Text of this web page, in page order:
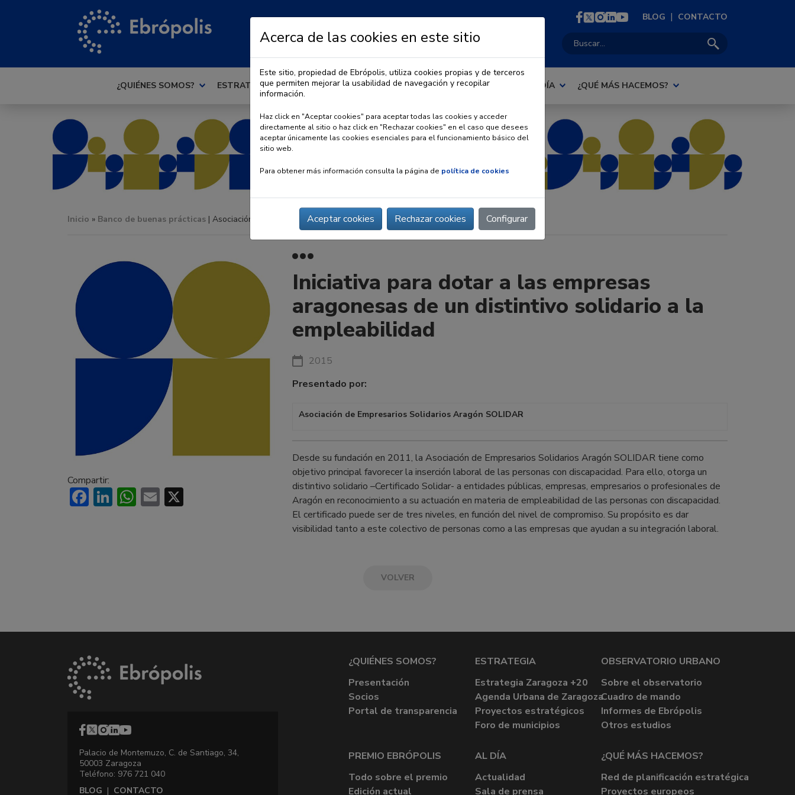
BLOG | CONTACTO
¿QUIÉNES SOMOS? ESTRATEGIA OBSERVATORIO URBANO PREMIO EBRÓPOLIS AL DÍA ¿QUÉ MÁS HACEMOS?
Inicio » Banco de buenas prácticas | Asociación de Empresarios Solidarios Aragón SOLIDAR
Compartir:
Facebook
LinkedIn
WhatsApp
Email
Iniciativa para dotar a las empresas
aragonesas de un distintivo solidario a la
empleabilidad
2015
Presentado por:
Asociación de Empresarios Solidarios Aragón SOLIDAR
Desde su fundación en 2011, la Asociación de Empresarios Solidarios Aragón SOLIDAR tiene como
objetivo principal favorecer la inserción laboral de las personas con discapacidad. Para ello, otorga un
distintivo solidario –Certificado Solidar- a entidades públicas, empresas, empresarios o profesionales de
Aragón en reconocimiento a su actuación en materia de empleabilidad de las personas con discapacidad.
El certificado puede ser de tres niveles, en función del nivel de compromiso. Su propósito es dar
visibilidad tanto a este colectivo de personas como a las empresas que ayudan a su integración laboral.
VOLVER
Palacio de Montemuzo, C. de Santiago, 34,
50003 Zaragoza
Teléfono: 976 721 040
BLOG | CONTACTO
¿QUIÉNES SOMOS?
Presentación
Socios
Portal de transparencia
ESTRATEGIA
Estrategia Zaragoza +20
Agenda Urbana de Zaragoza
Proyectos estratégicos
Foro de municipios
OBSERVATORIO URBANO
Sobre el observatorio
Cuadro de mando
Informes de Ebrópolis
Otros estudios
PREMIO EBRÓPOLIS
Todo sobre el premio
Edición actual
AL DÍA
Actualidad
Sala de prensa
¿QUÉ MÁS HACEMOS?
Red de planificación estratégica
Proyectos europeos
Acerca de las cookies en este sitio
Este sitio, propiedad de Ebrópolis, utiliza cookies propias y de terceros
que permiten mejorar la usabilidad de navegación y recopilar
información.
Haz click en "Aceptar cookies" para aceptar todas las cookies y acceder
directamente al sitio o haz click en "Rechazar cookies" en el caso que desees
aceptar únicamente las cookies esenciales para el funcionamiento básico del
sitio web.
Para obtener más información consulta la página de política de cookies
Aceptar cookies Rechazar cookies Configurar